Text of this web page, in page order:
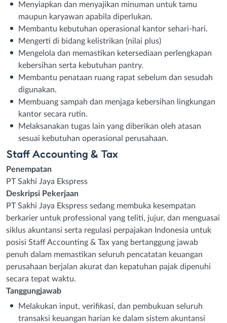
Menyiapkan dan menyajikan minuman untuk tamu
maupun karyawan apabila diperlukan.
Membantu kebutuhan operasional kantor sehari-hari.
Mengerti di bidang kelistrikan (nilai plus)
Mengelola dan memastikan ketersediaan perlengkapan
kebersihan serta kebutuhan pantry.
Membantu penataan ruang rapat sebelum dan sesudah
digunakan.
Membuang sampah dan menjaga kebersihan lingkungan
kantor secara rutin.
Melaksanakan tugas lain yang diberikan oleh atasan
sesuai kebutuhan operasional perusahaan.
Staff Accounting & Tax
Penempatan
PT Sakhi Jaya Ekspress
Deskripsi Pekerjaan
PT Sakhi Jaya Ekspress sedang membuka kesempatan
berkarier untuk professional yang teliti, jujur, dan menguasai
siklus akuntansi serta regulasi perpajakan Indonesia untuk
posisi Staff Accounting & Tax yang bertanggung jawab
penuh dalam memastikan seluruh pencatatan keuangan
perusahaan berjalan akurat dan kepatuhan pajak dipenuhi
secara tepat waktu.
Tanggungjawab
Melakukan input, verifikasi, dan pembukuan seluruh
transaksi keuangan harian ke dalam sistem akuntansi